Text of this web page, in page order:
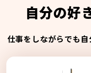
自分の好
仕事をしながらでも